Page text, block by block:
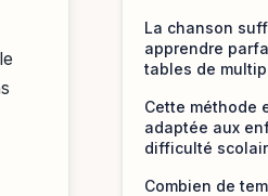
La chanson
apprendre
tables de
Cette méthode
adaptée aux
difficulté
Combien de